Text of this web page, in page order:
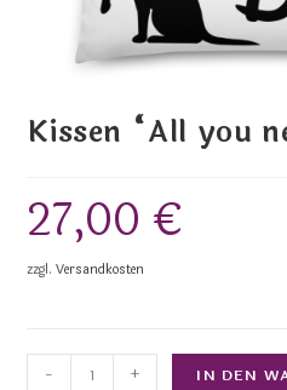
Kissen “All you
27,00 €
zzgl.Versandkosten
- + IN DEN